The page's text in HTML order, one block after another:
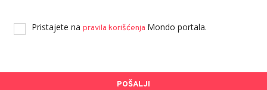
Pristajete na pravila korišćenja Mondo portala.
POŠALJI